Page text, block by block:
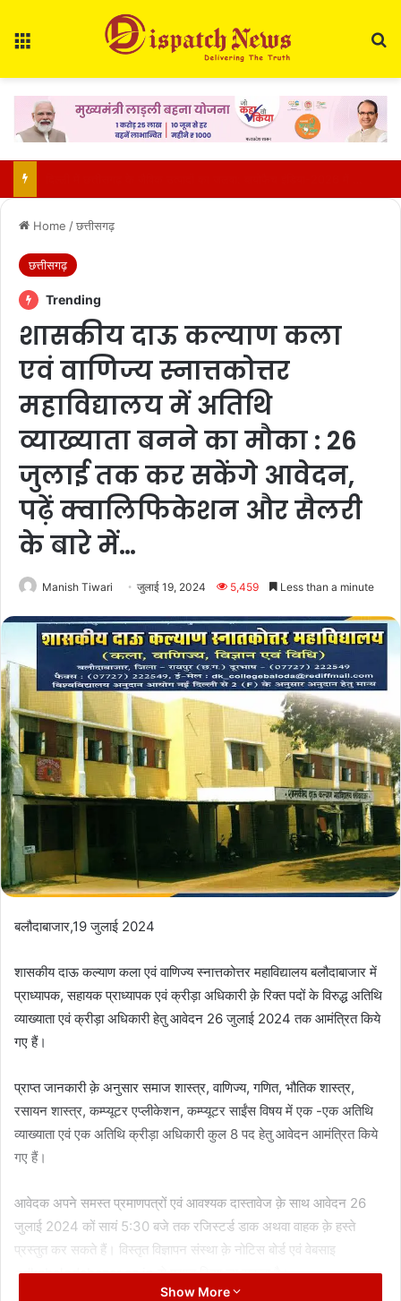
Home /छत्तीसगढ़
छत्तीसगढ़
Trending
शासकीय दाऊ कल्याण कला
एवं वाणिज्य स्नात्तकोत्तर
महाविद्यालय में अतिथि
व्याख्याता बनने का मौका : 26
जुलाई तक कर सकेंगे आवेदन,
पढ़ें क्वालिफिकेशन और सैलरी
के बारे में…
Manish Tiwari जुलाई 19, 2024 5,459 Less than a minute
बलौदाबाजार,19 जुलाई 2024
शासकीय दाऊ कल्याण कला एवं वाणिज्य स्नात्तकोत्तर महाविद्यालय बलौदाबाजार में
प्राध्यापक, सहायक प्राध्यापक एवं क्रीड़ा अधिकारी क़े रिक्त पदों के विरुद्ध अतिथि
व्याख्याता एवं क्रीड़ा अधिकारी हेतु आवेदन 26 जुलाई 2024 तक आमंत्रित किये
गए हैं।
प्राप्त जानकारी क़े अनुसार समाज शास्त्र, वाणिज्य, गणित, भौतिक शास्त्र,
रसायन शास्त्र, कम्प्यूटर एप्लीकेशन, कम्प्यूटर साईंस विषय में एक -एक अतिथि
व्याख्याता एवं एक अतिथि क्रीड़ा अधिकारी कुल 8 पद हेतु आवेदन आमंत्रित किये
गए हैं।
आवेदक अपने समस्त प्रमाणपत्रों एवं आवश्यक दास्तावेज क़े साथ आवेदन 26
जुलाई 2024 कों सायं 5:30 बजे तक रजिस्टर्ड डाक अथवा वाहक क़े हस्ते
प्रस्तुत कर सकते हैं। विस्तृत विज्ञापन संस्था क़े नोटिस बोर्ड एवं वेबसाइ
gdkcbalodabazar.ac.in से प्राप्त किया जा सकता है।
Show More